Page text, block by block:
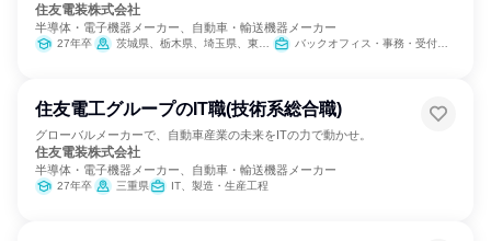
住友電装株式会社
半導体・電子機器メーカー、自動車・輸送機器メーカー
27年卒 茨城県、栃木県、埼玉県、東京都、神奈川県、静岡県、愛知県、三重県、広島県 バックオフィス・事務・受付、SCM/生産管理/購買/物流、経理/税務/財務、人事、総務
住友電工グループのIT職(技術系総合職)
グローバルメーカーで、自動車産業の未来をITの力で動かせ。
住友電装株式会社
半導体・電子機器メーカー、自動車・輸送機器メーカー
27年卒 三重県 IT、製造・生産工程